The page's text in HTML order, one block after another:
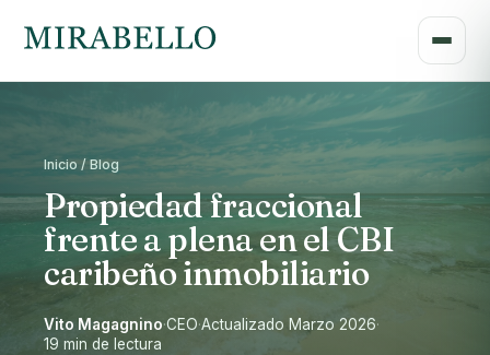
Inicio / Blog
Propiedad fraccional
frente a plena en el CBI
caribeño inmobiliario
Vito Magagnino·CEO·Actualizado Marzo 2026·
19 min de lectura